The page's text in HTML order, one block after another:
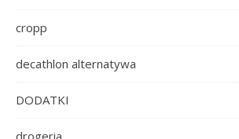
cropp
decathlon alternatywa
DODATKI
drogeria